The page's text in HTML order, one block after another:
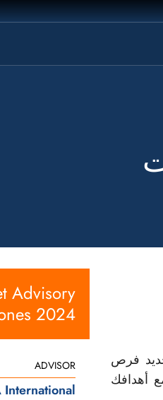
فرص
أهدافك
Advisory
2024
ADVISOR